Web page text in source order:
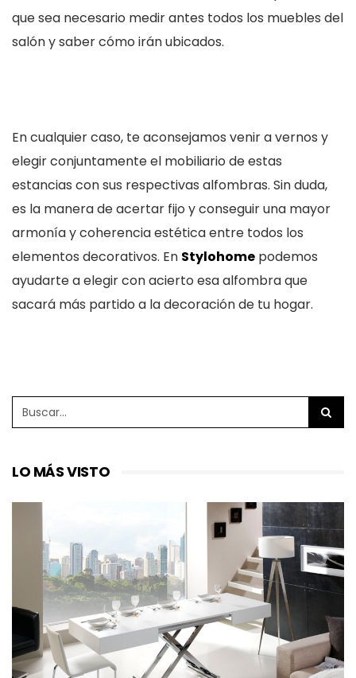
que sea necesario medir antes todos los muebles del
salón y saber cómo irán ubicados.
En cualquier caso, te aconsejamos venir a vernos y
elegir conjuntamente el mobiliario de estas
estancias con sus respectivas alfombras. Sin duda,
es la manera de acertar fijo y conseguir una mayor
armonía y coherencia estética entre todos los
elementos decorativos. En Stylohome podemos
ayudarte a elegir con acierto esa alfombra que
sacará más partido a la decoración de tu hogar.
LO MÁS VISTO